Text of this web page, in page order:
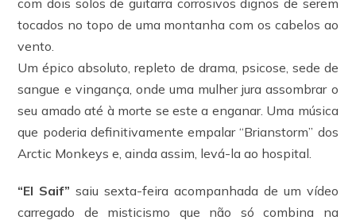
tocados no topo de uma montanha com os cabelos ao
vento.
Um épico absoluto, repleto de drama, psicose, sede de
sangue e vingança, onde uma mulher jura assombrar o
seu amado até à morte se este a enganar. Uma música
que poderia definitivamente empalar “Brianstorm” dos
Arctic Monkeys e, ainda assim, levá-la ao hospital.
“El Saif” saiu sexta-feira acompanhada de um vídeo
carregado de misticismo que não só combina na